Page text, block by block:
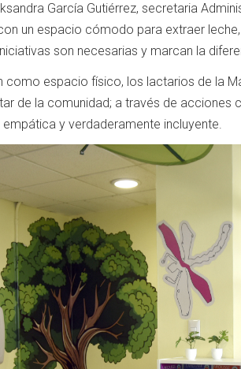
García Gutiérrez, secretaria
un espacio cómodo para extraer
son necesarias y marcan la
como espacio físico, los lactarios de la
de la comunidad; a través de
y verdaderamente incluyente.